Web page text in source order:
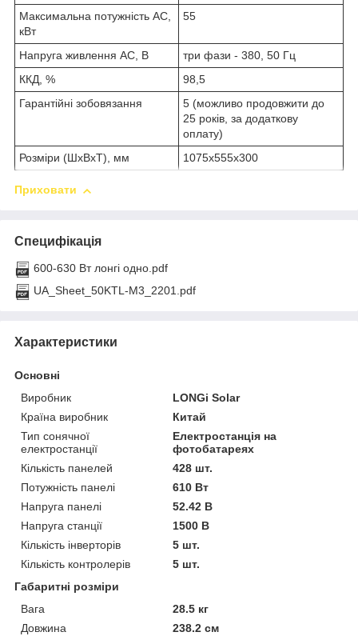
Максимальна потужність АС,
кВт
55
Напруга живлення АС, В
три фази - 380, 50 Гц
ККД, %
98,5
Гарантійні зобовязання
5 (можливо продовжити до
25 років, за додаткову
оплату)
Розміри (ШхВхТ), мм
1075х555х300
Приховати
Специфікація
600-630 Вт лонгі одно.pdf
UA_Sheet_50KTL-M3_2201.pdf
Характеристики
Основні
Виробник
LONGi Solar
Країна виробник
Китай
Тип сонячної
електростанції
Електростанція на
фотобатареях
Кількість панелей
428 шт.
Потужність панелі
610 Вт
Напруга панелі
52.42 В
Напруга станції
1500 В
Кількість інверторів
5 шт.
Кількість контролерів
5 шт.
Габаритні розміри
Вага
28.5 кг
Довжина
238.2 см